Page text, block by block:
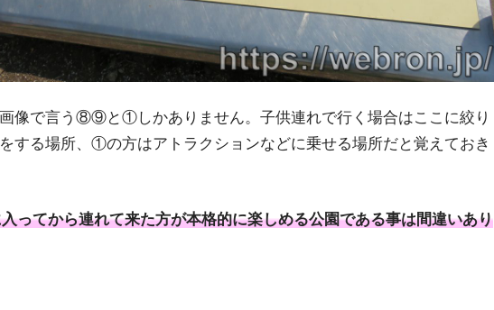
像で言う⑧⑨と①しかありません。子供連れで行く場合はここに絞り
する場所、①の方はアトラクションなどに乗せる場所だと覚えておき
ってから連れて来た方が本格的に楽しめる公園である事は間違いあり